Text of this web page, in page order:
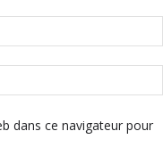
dans ce navigateur pour